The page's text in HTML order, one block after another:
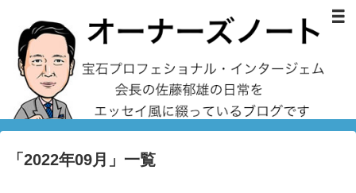
「 2022年09月 」 一覧